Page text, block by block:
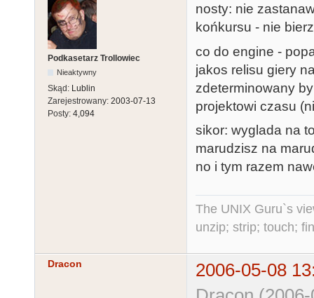
Podkasetarz Trollowiec
Nieaktywny
Skąd: Lublin
Zarejestrowany: 2003-07-13
Posty: 4,094
nosty: nie
końkursu - nie
co do engine -
jakos relisu giery
zdeterminowany
projektowi czasu
sikor: wyglada na
marudzisz na
no i tym razem
The UNIX Guru`s
unzip; strip; touch;
Dracon
2006-05-08